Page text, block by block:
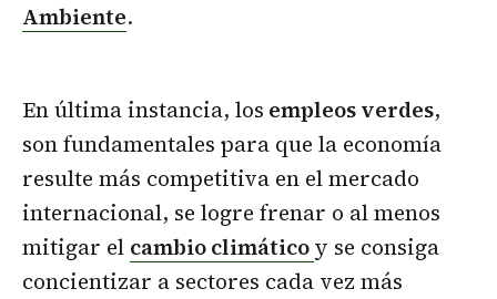
Ambiente.
En última instancia, los empleos verdes,
son fundamentales para que la economía
resulte más competitiva en el mercado
internacional, se logre frenar o al menos
mitigar el cambio climáticoy se consiga
concientizar a sectores cada vez más